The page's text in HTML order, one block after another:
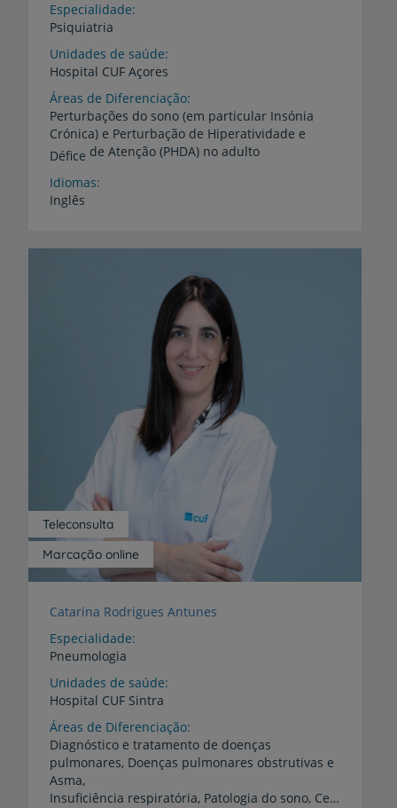
Especialidade
Psiquiatria
Unidades de saúde
Hospital CUF Açores
Áreas de Diferenciação
Perturbações do sono (em particular Insónia
Crónica) e Perturbação de Hiperatividade e
Défice de Atenção (PHDA) no adulto
Idiomas
Inglês
Marcação online
Teleconsulta
Catarina Rodrigues Antunes
Especialidade
Pneumologia
Unidades de saúde
Hospital CUF Sintra
Áreas de Diferenciação
Diagnóstico e tratamento de doenças
pulmonares, Doenças pulmonares obstrutivas e
Asma,
Insuficiência respiratória, Patologia do sono, Cessação tabágica